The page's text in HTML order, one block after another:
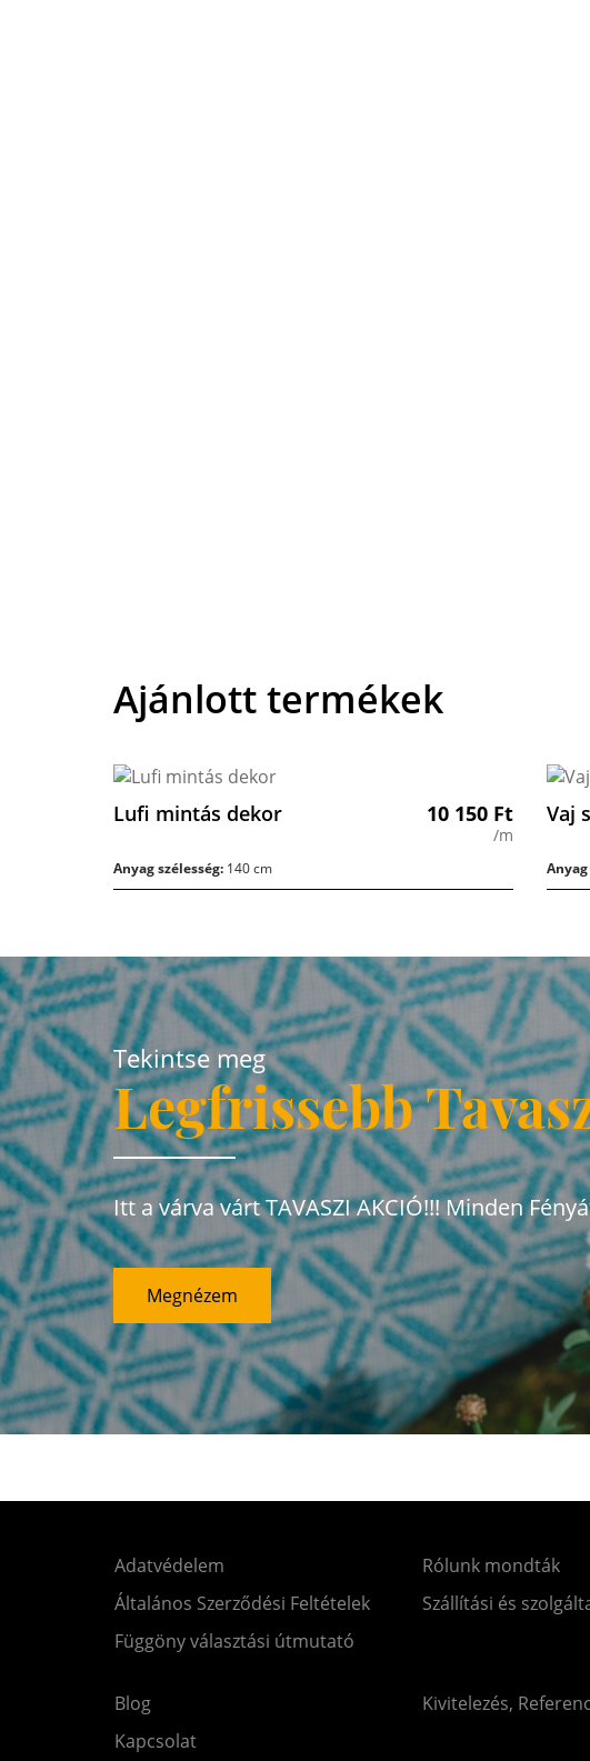
Ajánlott termékek
Lufi mintás dekor 10 150 Ft
/m
Anyag szélesség: 140 cm
Vaj
Tekintse meg
Legfrissebb
Itt a várva várt TAVASZI AKCIÓ!!! Minden
Megnézem
Adatvédelem
Rólunk mondták
Általános Szerződési Feltételek
Szállítási és
Függöny választási útmutató
Blog
Kivitelezés,
Kapcsolat